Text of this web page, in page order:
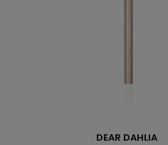
DEAR DAHLIA